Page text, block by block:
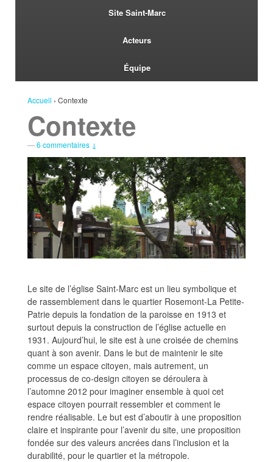
Site Saint-Marc
Acteurs
Équipe
Accueil › Contexte
Contexte
—6 commentaires ↓
Le site de l’église Saint-Marc est un lieu symbolique et
de rassemblement dans le quartier Rosemont-La Petite-
Patrie depuis la fondation de la paroisse en 1913 et
surtout depuis la construction de l’église actuelle en
1931. Aujourd’hui, le site est à une croisée de chemins
quant à son avenir. Dans le but de maintenir le site
comme un espace citoyen, mais autrement, un
processus de co-design citoyen se déroulera à
l’automne 2012 pour imaginer ensemble à quoi cet
espace citoyen pourrait ressembler et comment le
rendre réalisable. Le but est d’aboutir à une proposition
claire et inspirante pour l’avenir du site, une proposition
fondée sur des valeurs ancrées dans l’inclusion et la
durabilité, pour le quartier et la métropole.